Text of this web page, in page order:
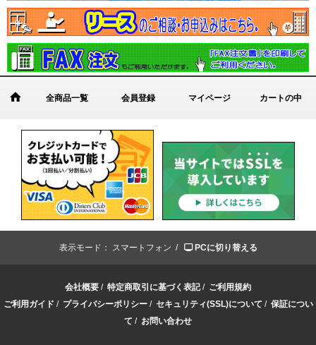
全商品一覧 会員登録 マイページ カートの中
表示モード： スマートフォン / PCに切り替える
会社概要 / 特定商取引に基づく表記/ ご利用規約
ご利用ガイド / プライバシーポリシー/ セキュリティ(SSL)について / 保証につい
て / お問い合わせ